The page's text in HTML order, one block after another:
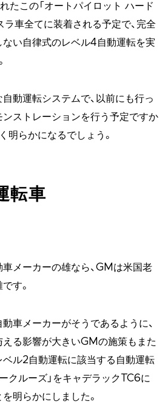
たこの「オートパイロット ハード
ラ車全てに装着される予定で、完全
い自律式のレベル4自動運転を実
動運転システムで、以前にも行っ
ストレーションを行う予定ですか
明らかになるでしょう。
転車
メーカーの雄なら、GMは米国老
す。
車メーカーがそうであるように、
る影響が大きいGMの施策もまた
ベル2自動運転に該当する自動運転
クルーズ」をキャデラックTC6に
明らかにしました。